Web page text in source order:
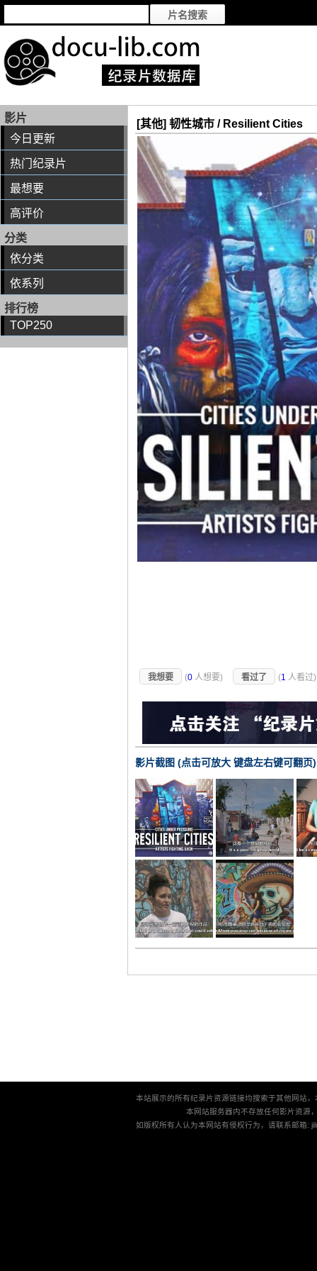
影片
今日更新
热门纪录片
最想要
高评价
分类
依分类
依系列
排行榜
TOP250
[其他] 韧性城市 / Resilient Cities
我想要 (0 人想要) 看过了 (1 人看过
影片截图 (点击可放大 键盘左右键可翻页)
本站展示的所有纪录片资源链接均搜索于其他网站
本网站服务器内不存放任何影片资源
如版权所有人认为本网站有侵权行为，请联系邮箱: